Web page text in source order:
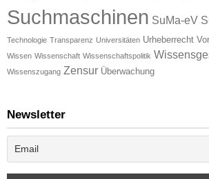
Suchmaschinen SuMa-eV
Technologie Transparenz Universitäten Urheberrecht
Wissen Wissenschaft Wissenschaftspolitik
Wissenszugang Zensur Überwachung
Newsletter